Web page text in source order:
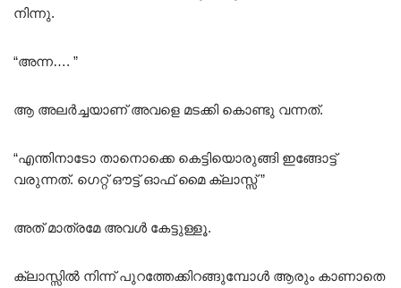
നിന്നു.
“അന്ന…. ”
ആ അലർച്ചയാണ് അവളെ മടക്കി കൊണ്ടു വന്നത്.
“എന്തിനാടോ താനൊക്കെ കെട്ടിയൊരുങ്ങി ഇങ്ങോട്ട്
വരുന്നത്. ഗെറ്റ് ഔട്ട് ഓഫ് മൈ ക്ലാസ്സ്‌ ”
അത് മാത്രമേ അവൾ കേട്ടുള്ളൂ.
ക്ലാസ്സിൽ നിന്ന് പുറത്തേക്കിറങ്ങുമ്പോൾ ആരും കാണാതെ